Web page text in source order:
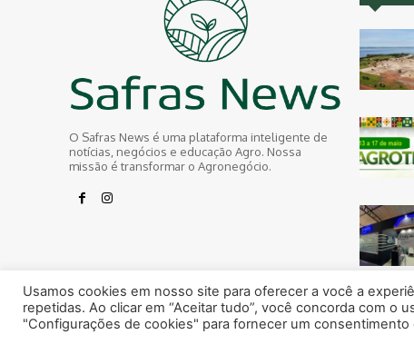
O Safras News é uma plataforma inteligente de
notícias, negócios e educação Agro. Nossa
missão é transformar o Agronegócio.
© Todos os direitos reservados safras.news
Usamos cookies em nosso site para oferecer a você a
repetidas. Ao clicar em “Aceitar tudo”, você concorda com o
"Configurações de cookies" para fornecer um consentimento